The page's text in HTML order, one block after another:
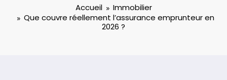
Accueil
Immobilier
Que couvre réellement l’assurance emprunteur en
2026 ?